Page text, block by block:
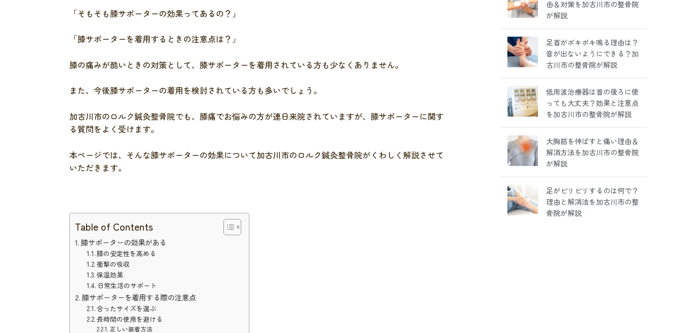
「そもそも膝サポーターの効果ってあるの？」
「膝サポーターを着用するときの注意点は？」
膝の痛みが酷いときの対策として、膝サポーターを着用されている方も少なくありません。
また、今後膝サポーターの着用を検討されている方も多いでしょう。
加古川市のロルク鍼灸整骨院でも、膝痛でお悩みの方が連日来院されていますが、膝サポーターに関す
る質問をよく受けます。
本ページでは、そんな膝サポーターの効果について加古川市のロルク鍼灸整骨院がくわしく解説させて
いただきます。
Table of Contents
膝サポーターの効果がある
膝の安定性を高める
衝撃の吸収
保温効果
日常生活のサポート
膝サポーターを着用する際の注意点
合ったサイズを選ぶ
長時間の使用を避ける
正しい装着方法
由＆対策を加古川市の整骨院
が解説
足首がポキポキ鳴る理由は？
音が出ないようにできる？加
古川市の整骨院が解説
低周波治療器は首の後ろに使
っても大丈夫？効果と注意点
を加古川市の整骨院が解説
大胸筋を伸ばすと痛い理由＆
解消方法を加古川市の整骨院
が解説
足がピリピリするのは何で？
理由と解消法を加古川市の整
骨院が解説